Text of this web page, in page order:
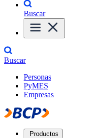
Buscar
Buscar
Personas
PyMES
Empresas
Productos